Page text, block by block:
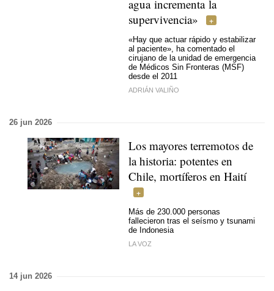
agua incrementa la
supervivencia»
«Hay que actuar rápido y estabilizar
al paciente», ha comentado el
cirujano de la unidad de emergencia
de Médicos Sin Fronteras (MSF)
desde el 2011
ADRIÁN VALIÑO
26 jun 2026
Los mayores terremotos de
la historia: potentes en
Chile, mortíferos en Haití
Más de 230.000 personas
fallecieron tras el seísmo y tsunami
de Indonesia
LA VOZ
14 jun 2026